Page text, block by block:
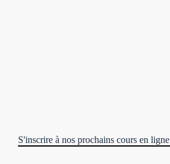
S'inscrire à nos prochains cours en ligne